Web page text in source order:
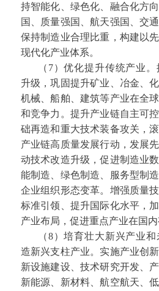
持智能化、绿色化、融合化方
国、质量强国、航天强国、交
保持制造业合理比重，构建以
现代化产业体系。
（7）优化提升传统产业
升级，巩固提升矿业、冶金、
机械、船舶、建筑等产业在全
和竞争力。提升产业链自主可
础再造和重大技术装备攻关，
产业链高质量发展行动，发展
动技术改造升级，促进制造业
能制造、绿色制造、服务型制
企业组织形态变革。增强质量
标准引领、提升国际化水平，
产业布局，促进重点产业在国内
（8）培育壮大新兴产业
造新兴支柱产业。实施产业创
新设施建设、技术研究开发、
新能源、新材料、航空航天、